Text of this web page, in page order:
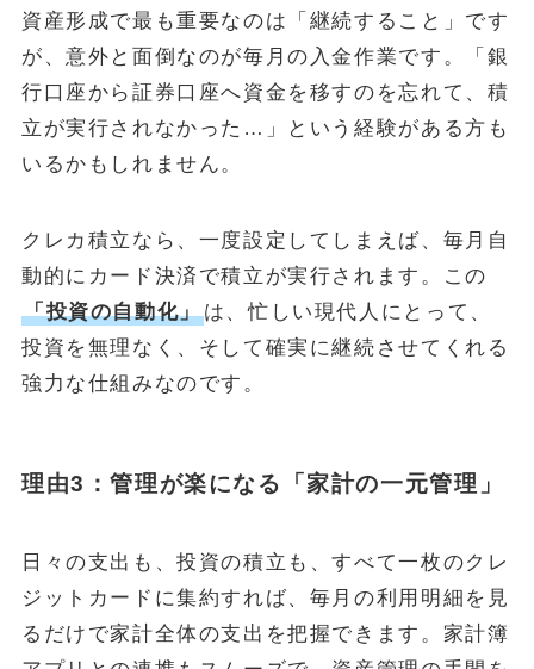
資産形成で最も重要なのは「継続すること」です
が、意外と面倒なのが毎月の入金作業です。「銀
行口座から証券口座へ資金を移すのを忘れて、積
立が実行されなかった…」という経験がある方も
いるかもしれません。
クレカ積立なら、一度設定してしまえば、毎月自
動的にカード決済で積立が実行されます。この
「投資の自動化」は、忙しい現代人にとって、
投資を無理なく、そして確実に継続させてくれる
強力な仕組みなのです。
理由3：管理が楽になる「家計の一元管理」
日々の支出も、投資の積立も、すべて一枚のクレ
ジットカードに集約すれば、毎月の利用明細を見
るだけで家計全体の支出を把握できます。家計簿